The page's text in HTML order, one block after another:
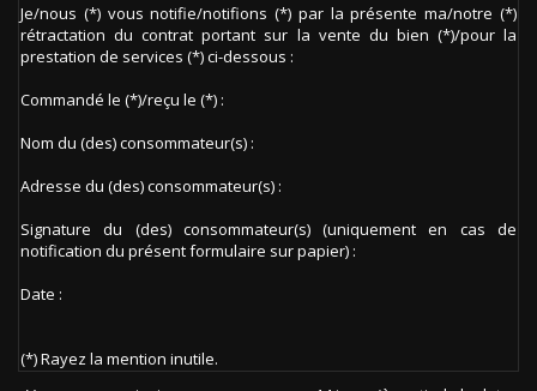
Je/nous (*) vous notifie/notifions (*) par la présente ma/notre (*)
rétractation du contrat portant sur la vente du bien (*)/pour la
prestation de services (*) ci-dessous :
Commandé le (*)/reçu le (*) :
Nom du (des) consommateur(s) :
Adresse du (des) consommateur(s) :
Signature du (des) consommateur(s) (uniquement en cas de
notification du présent formulaire sur papier) :
Date :
(*) Rayez la mention inutile.